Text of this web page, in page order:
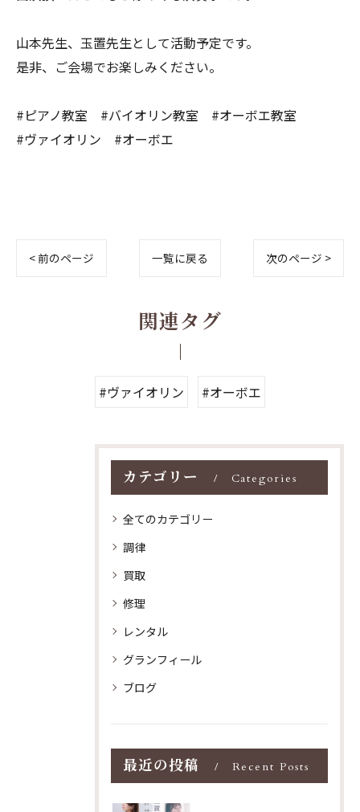
山本先生、玉置先生として活動予定です。
是非、ご会場でお楽しみください。
#ピアノ教室 #バイオリン教室 #オーボエ教室
#ヴァイオリン #オーボエ
< 前のページ 一覧に戻る 次のページ >
関連タグ
#ヴァイオリン #オーボエ
カテゴリー Categories
全てのカテゴリー
調律
買取
修理
レンタル
グランフィール
ブログ
最近の投稿 Recent Posts